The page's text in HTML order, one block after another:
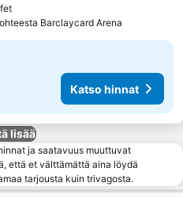
Barclaycard Arena
Katso hinnat
lisää
ja saatavuus muuttuvat
että et välttämättä aina löydä
tarjousta kuin trivagosta.